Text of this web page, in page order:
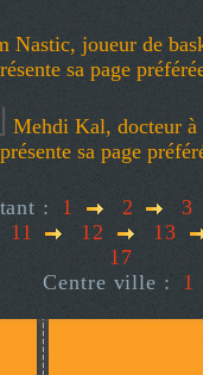
Nastic, joueur de
sa page
Mehdi Kal, docteur
sa page
: 1 2 3
11 12 13
17
Centre ville :
1